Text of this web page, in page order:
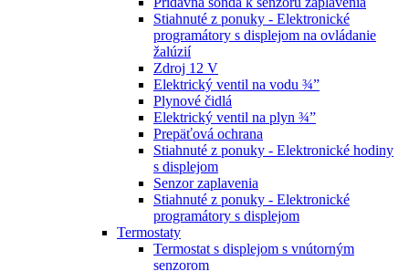
Stiahnuté z ponuky - Elektronické
programátory s displejom na ovládanie
žalúzií
Zdroj 12 V
Elektrický ventil na vodu ¾”
Plynové čidlá
Elektrický ventil na plyn ¾”
Prepäťová ochrana
Stiahnuté z ponuky - Elektronické hodiny
s displejom
Senzor zaplavenia
Stiahnuté z ponuky - Elektronické
programátory s displejom
Termostaty
Termostat s displejom s vnútorným
senzorom